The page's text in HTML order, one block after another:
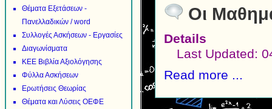
Θέματα Εξετάσεων -
Πανελλαδικών / word
Συλλογές Ασκήσεων - Εργασίες
Διαγωνίσματα
ΚΕΕ Βιβλία Αξιολόγησης
Φύλλα Ασκήσεων
Ερωτήσεις Θεωρίας
Θέματα και Λύσεις ΟΕΦΕ
Οι
Details
Last Updated:
Read more ...